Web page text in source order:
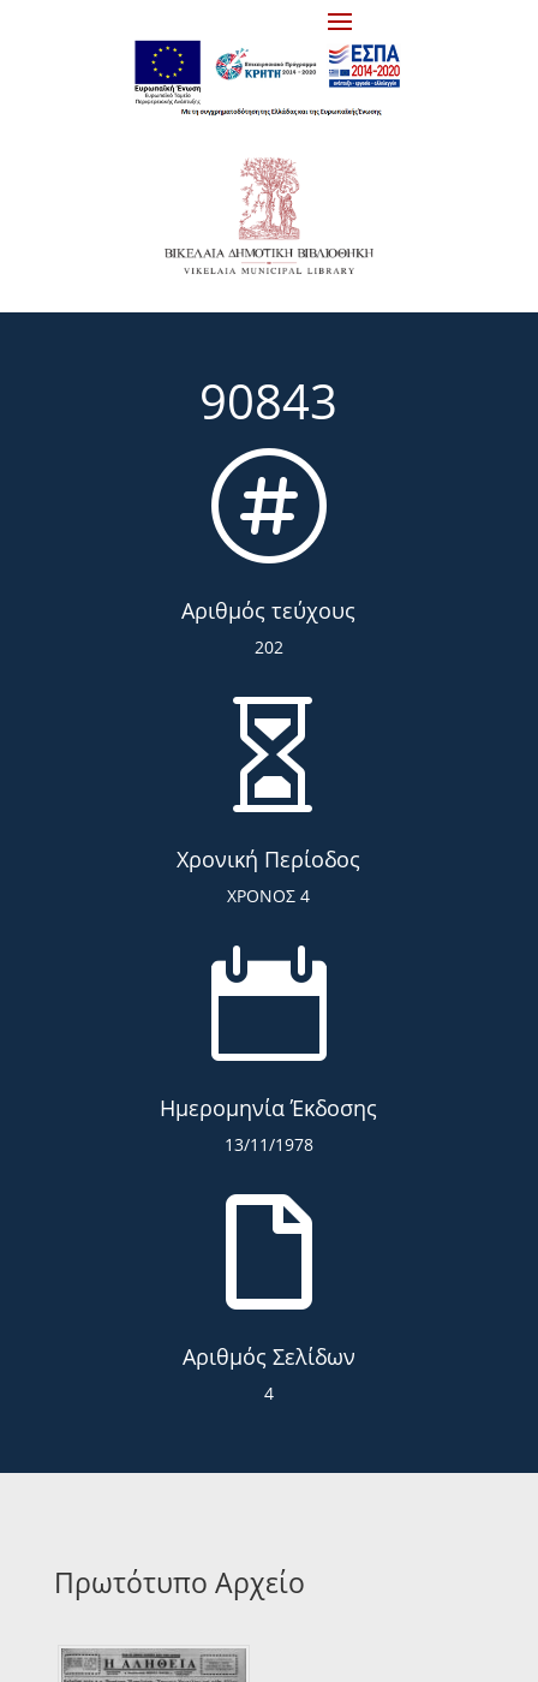
90843

Αριθμός τεύχους
202

Χρονική Περίοδος
ΧΡΟΝΟΣ 4

Ημερομηνία Έκδοσης
13/11/1978

Αριθμός Σελίδων
4
Πρωτότυπο Αρχείο